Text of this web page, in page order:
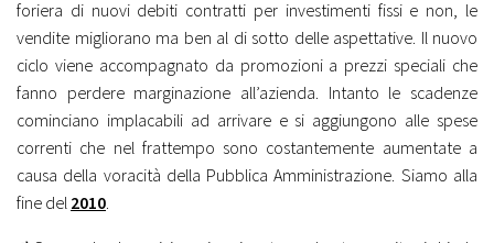
foriera di nuovi debiti contratti per investimenti fissi e non, le
vendite migliorano ma ben al di sotto delle aspettative. Il nuovo
ciclo viene accompagnato da promozioni a prezzi speciali che
fanno perdere marginazione all’azienda. Intanto le scadenze
cominciano implacabili ad arrivare e si aggiungono alle spese
correnti che nel frattempo sono costantemente aumentate a
causa della voracità della Pubblica Amministrazione. Siamo alla
fine del 2010.